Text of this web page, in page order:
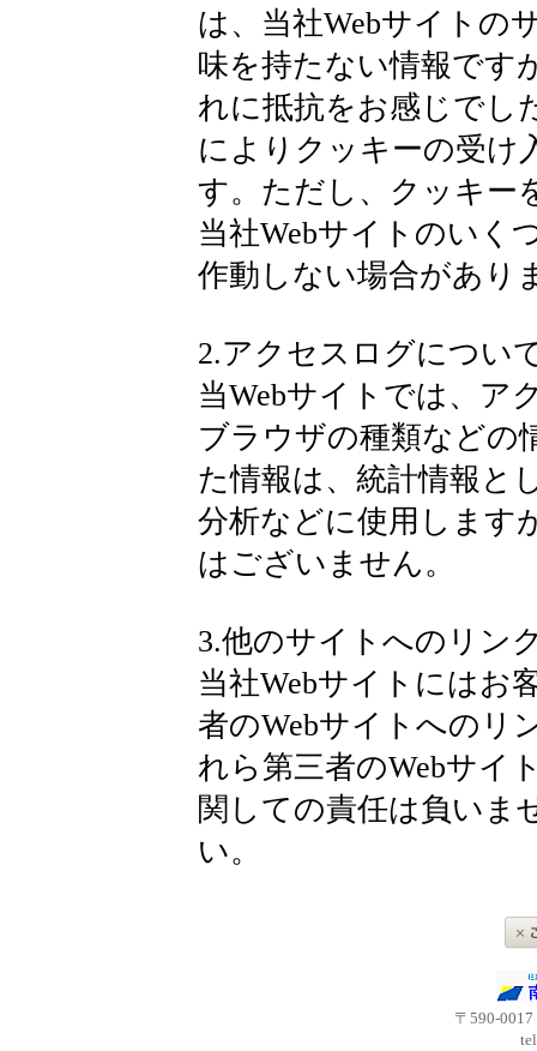
は、当社Webサイトの
味を持たない情報です
れに抵抗をお感じでし
によりクッキーの受け
す。ただし、クッキー
当社Webサイトのいく
作動しない場合があり
2.アクセスログについ
当Webサイトでは、ア
ブラウザの種類などの
た情報は、統計情報と
分析などに使用します
はございません。
3.他のサイトへのリン
当社Webサイトにはお
者のWebサイトへのリ
れら第三者のWebサイ
関しての責任は負いま
い。
〒590-